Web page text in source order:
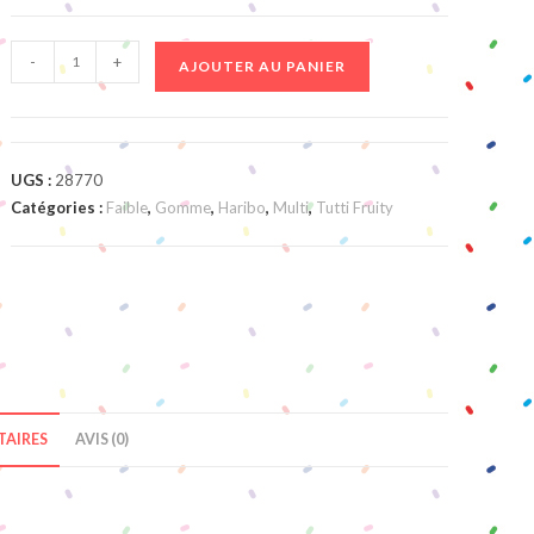
quantité
de
- + AJOUTER AU PANIER
UGS : 28770
Catégories : Faible, Gomme, Haribo, Multi,Tutti Fruity
AVIS (0)